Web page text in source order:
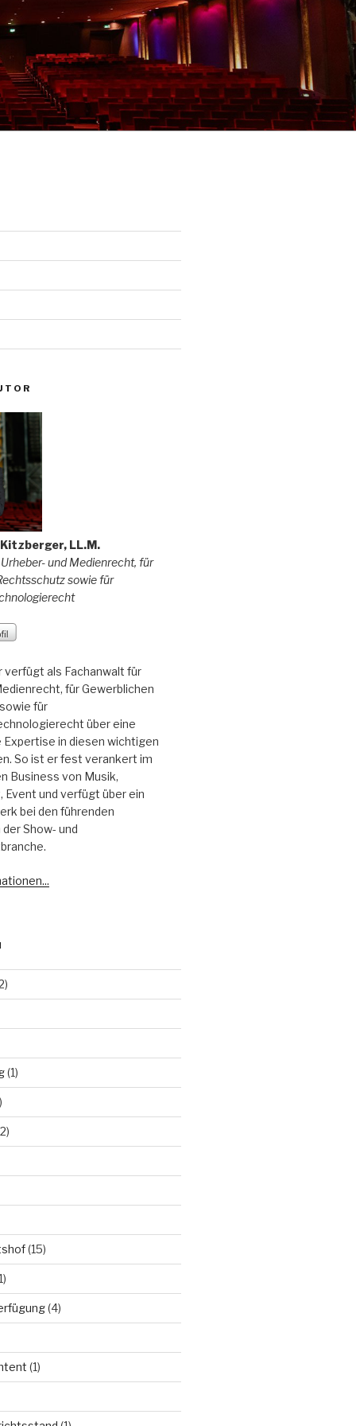
LL.M.
und Medienrecht, für
sowie für
verfügt als Fachanwalt für
für Gewerblichen
für
über eine
in diesen wichtigen
So ist er fest verankert im
Business von Musik,
Event und verfügt über ein
bei den führenden
Show- und
(1)
(15)
(4)
(1)